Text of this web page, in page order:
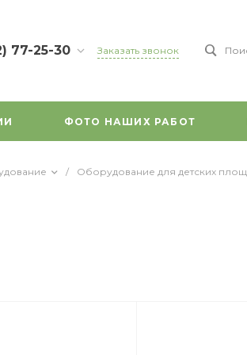
77-25-30
д. 45
Заказать звонок
ФОТО НАШИХ РАБОТ
/ Оборудование для детских